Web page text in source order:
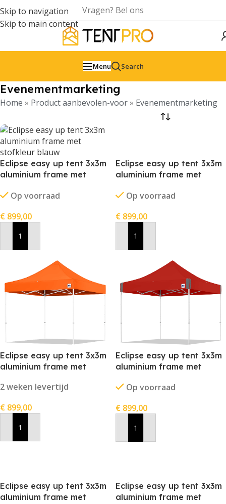
Skip to navigation
Skip to main content
Vragen? Bel ons
Menu Search
Evenementmarketing
Home » Product aanbevolen-voor» Evenementmarketing
Eclipse easy up tent 3x3m
aluminium frame met
Op voorraad
€ 899,00
In Winkelwagen
Eclipse easy up tent 3x3m
aluminium frame met
Op voorraad
€ 899,00
In Winkelwagen
Eclipse easy up tent 3x3m
aluminium frame met
2 weken levertijd
€ 899,00
In Winkelwagen
Eclipse easy up tent 3x3m
aluminium frame met
Op voorraad
€ 899,00
In Winkelwagen
Eclipse easy up tent 3x3m
aluminium frame met
Eclipse easy up tent 3x3m
aluminium frame met